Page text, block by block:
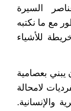
السيرة
مع ما نكتبه
للأشياء
يبني بعصامية
لامحالة
والإنسانية.